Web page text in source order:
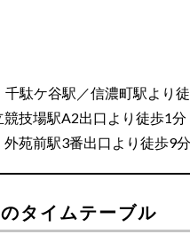
千駄ケ谷駅／信濃町駅より
競技場駅A2出口より徒歩1分
外苑前駅3番出口より徒歩9分
タイムテーブル